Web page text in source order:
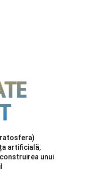
artificială,
unui